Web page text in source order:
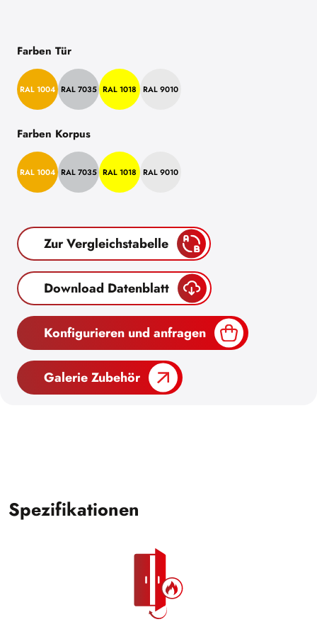
Farben Tür
RAL 1004 RAL 7035 RAL 1018 RAL 9010
Farben Korpus
RAL 1004 RAL 7035 RAL 1018 RAL 9010
Zur Vergleichstabelle
Download Datenblatt
Konfigurieren und anfragen
Galerie Zubehör
Spezifikationen